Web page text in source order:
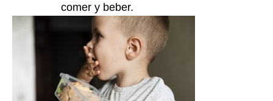
comer y beber.